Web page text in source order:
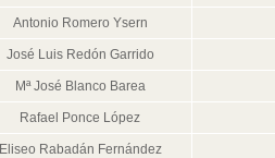
Antonio Romero Ysern
José Luis Redón Garrido
Mª José Blanco Barea
Rafael Ponce López
Eliseo Rabadán Fernández